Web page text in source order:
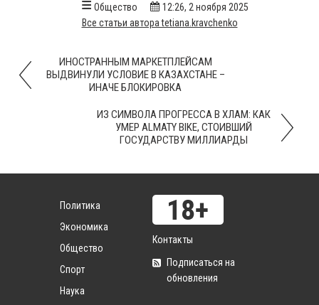
Общество
12:26, 2 ноября 2025
Все статьи автора tetiana.kravchenko
ИНОСТРАННЫМ МАРКЕТПЛЕЙСАМ
ВЫДВИНУЛИ УСЛОВИЕ В КАЗАХСТАНЕ –
ИНАЧЕ БЛОКИРОВКА
ИЗ СИМВОЛА ПРОГРЕССА В ХЛАМ: КАК
УМЕР ALMATY BIKE, СТОИВШИЙ
ГОСУДАРСТВУ МИЛЛИАРДЫ
Политика
Экономика
Общество
Спорт
Наука
Контакты
Подписаться на
обновления